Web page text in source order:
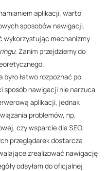
greeting &&
>
aplikacji, warto
sposobów nawigacji.
wykorzystując mechanizmy
. Zanim przejdziemy do
łatwo rozpoznać po
sposób nawigacji nie narzuca
aplikacji, jednak
problemów, np.
czy wsparcie dla SEO.
przeglądarek dostarcza
zrealizować nawigację
odsyłam do oficjalnej